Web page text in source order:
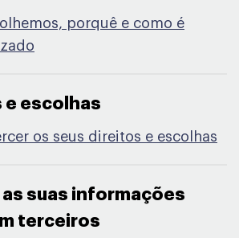
porquê e como é
e escolhas​
os seus direitos e escolhas
suas informações
terceiros